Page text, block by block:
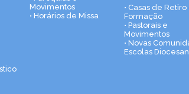
Movimentos
• Horários de Missa
• Casas de Retiro
Formação
• Pastorais e
Movimentos
• Novas
Escolas